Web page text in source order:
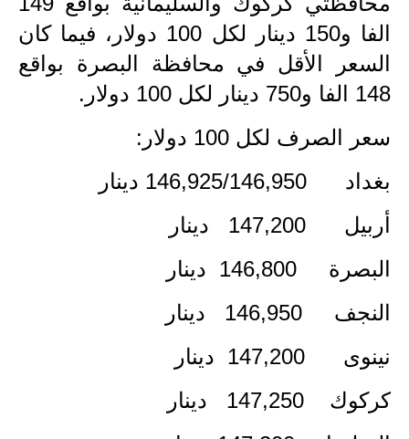
الاخبار الرياضية
المدارس
اخبار وقرارات وزارة التربية
نتائج الامتحانات
المرحلة الابتدائية
المرحلة المتوسطة
المرحلة الاعدادية
اسئلة وزارية
المرحلة المتوسطة
الفا و150 دينار لكل 100 دولار، فيما كان
السعر الأقل في محافظة البصرة بواقع
148 الفا و750 دينار لكل 100 دولار.
سعر الصرف لكل 100 دولار:
بغداد 146,925/146,950 دينار
أربيل 147,200 دينار
البصرة 146,800 دينار
النجف 146,950 دينار
نينوى 147,200 دينار
كركوك 147,250 دينار